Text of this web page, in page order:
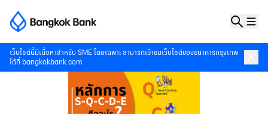
เว็บไซต์นี้มีเนื้อหาสำหรับ SME โดยเฉพาะ สามารถเข้าชมเว็บไซต์ของธนาคารกรุงเทพ
ได้ที่ bangkokbank.com